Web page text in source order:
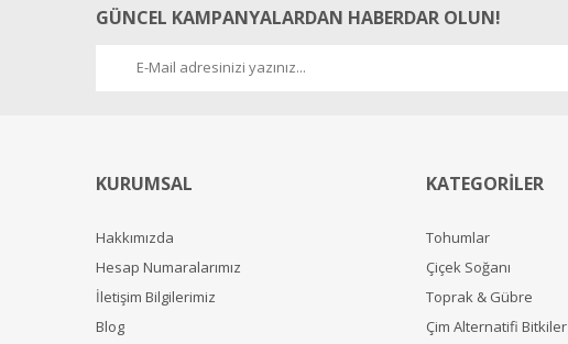
GÜNCEL KAMPANYALARDAN HABERDAR OLUN!
KURUMSAL
Hakkımızda
Hesap Numaralarımız
İletişim Bilgilerimiz
Blog
KATEGORİLER
Tohumlar
Çiçek Soğanı
Toprak & Gübre
Çim Alternatifi Bitkiler